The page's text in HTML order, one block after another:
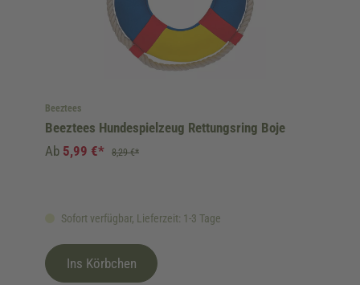
Beeztees
Beeztees Hundespielzeug Rettungsring Boje
Sofort verfügbar, Lieferzeit: 1-3 Tage
Ab 5,99 €* 8,29 €*
Ins Körbchen